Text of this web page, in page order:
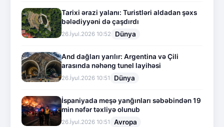
Tarixi ərazi yalanı: Turistləri aldadan şəxs
bələdiyyəni də çaşdırdı
26.İyul.2026 10:52 Dünya
And dağları yarılır: Argentina və Çili
arasında nəhəng tunel layihəsi
26.İyul.2026 10:51 Dünya
İspaniyada meşə yanğınları səbəbindən 19
min nəfər təxliyə olunub
26.İyul.2026 10:51 Avropa